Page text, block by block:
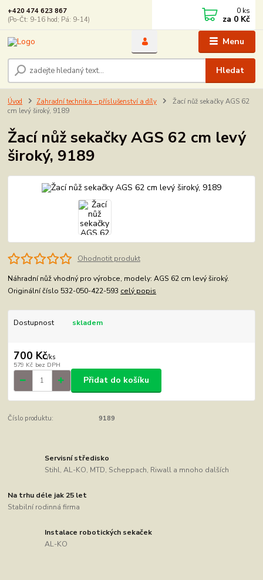
Menu
Hledat
+420 474 623 867
(Po-Čt: 9-16 hod; Pá: 9-14)
0 ks
za 0 Kč
Úvod Zahradní technika - příslušenství a díly
Žací nůž sekačky AGS 62
cm levý široký, 9189
Žací nůž sekačky AGS 62 cm levý
široký, 9189
Ohodnotit produkt
Náhradní nůž vhodný pro výrobce, modely: AGS 62 cm levý široký.
Originální číslo 532-050-422-593 celý popis
Dostupnost skladem
700 Kč/ks
579 Kč bez DPH
Přidat do košíku
Číslo produktu: 9189
Servisní středisko
Stihl, AL-KO, MTD, Scheppach, Riwall a mnoho dalších
Na trhu déle jak 25 let
Stabilní rodinná firma
Instalace robotických sekaček
AL-KO